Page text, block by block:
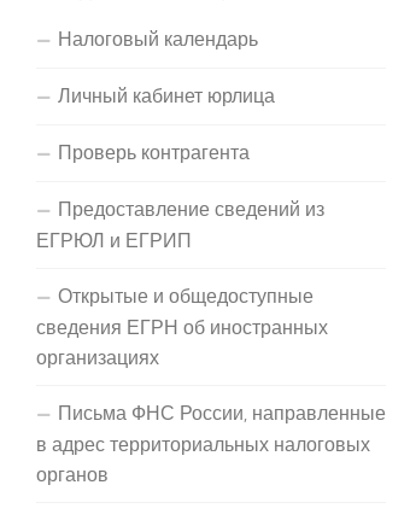
Налоговый календарь
Личный кабинет юрлица
Проверь контрагента
Предоставление сведений из
ЕГРЮЛ и ЕГРИП
Открытые и общедоступные
сведения ЕГРН об иностранных
организациях
Письма ФНС России, направленные
в адрес территориальных налоговых
органов